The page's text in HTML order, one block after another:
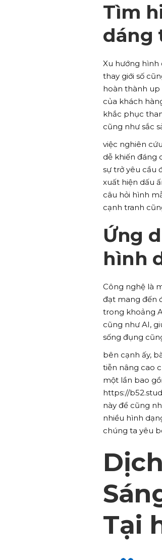
Tìm
dáng
Xu hướng
thay giới số
hoàn thành up
của khách
khắc phục
cũng như sắc
việc nghiên
dễ khiến đáng
sự trở yêu cầu
xuất hiện dấu
câu hỏi hình
cạnh tranh
Ứng
hình
Công nghệ là
đạt mang đến
trong khoảng
cũng như AI,
sống đụng
bên cạnh ấy,
tiễn nâng cao
một lần bao
https://
này để cũng
nhiều hình
chúng ta yêu
Tại